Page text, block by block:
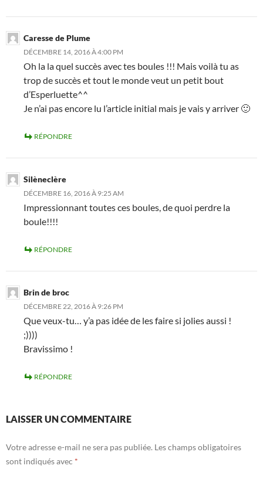
Caresse de Plume
DÉCEMBRE 14, 2016 À 4:00 PM
Oh la la quel succès avec tes boules !!! Mais voilà tu as
trop de succès et tout le monde veut un petit bout
d’Esperluette^^
Je n’ai pas encore lu l’article initial mais je vais y arriver 🙂
RÉPONDRE
Silèneclère
DÉCEMBRE 16, 2016 À 9:25 AM
Impressionnant toutes ces boules, de quoi perdre la
boule!!!!
RÉPONDRE
Brin de broc
DÉCEMBRE 22, 2016 À 9:26 PM
Que veux-tu… y’a pas idée de les faire si jolies aussi !
;))))
Bravissimo !
RÉPONDRE
LAISSER UN COMMENTAIRE
Votre adresse e-mail ne sera pas publiée. Les champs obligatoires
sont indiqués avec *